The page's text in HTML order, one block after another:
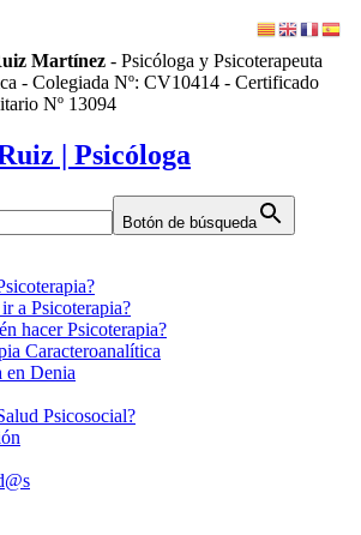
Martínez - Psicóloga y Psicoterapeuta
- Colegiada Nº: CV10414 - Certificado
Nº 13094
| Psicóloga
Botón de búsqueda
a Psicoterapia?
hacer Psicoterapia?
Caracteroanalítica
en Denia
Psicosocial?